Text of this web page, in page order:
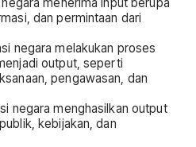
dan permintaan dari
negara melakukan proses
output, seperti
pengawasan, dan
negara menghasilkan output
kebijakan, dan